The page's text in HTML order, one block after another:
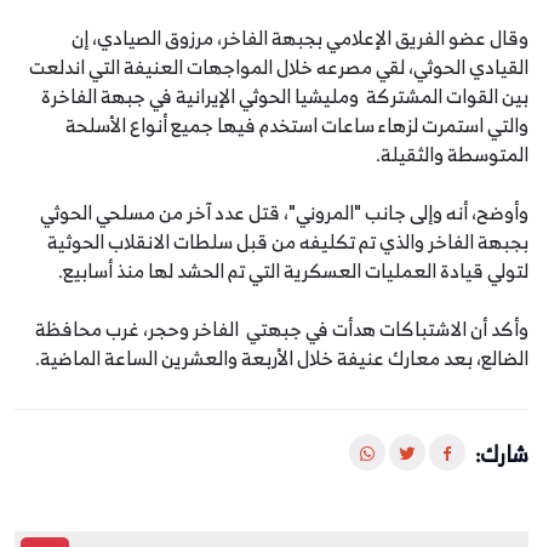
وقال عضو الفريق الإعلامي بجبهة الفاخر، مرزوق الصيادي، إن
القيادي الحوثي، لقي مصرعه خلال المواجهات العنيفة التي اندلعت
بين القوات المشتركة ومليشيا الحوثي الإيرانية في جبهة الفاخرة
والتي استمرت لزهاء ساعات استخدم فيها جميع أنواع الأسلحة
المتوسطة والثقيلة.
وأوضح، أنه وإلى جانب "المروني"، قتل عدد آخر من مسلحي الحوثي
بجبهة الفاخر والذي تم تكليفه من قبل سلطات الانقلاب الحوثية
لتولي قيادة العمليات العسكرية التي تم الحشد لها منذ أسابيع.
وأكد أن الاشتباكات هدأت في جبهتي الفاخر وحجر، غرب محافظة
الضالع، بعد معارك عنيفة خلال الأربعة والعشرين الساعة الماضية.
شارك: